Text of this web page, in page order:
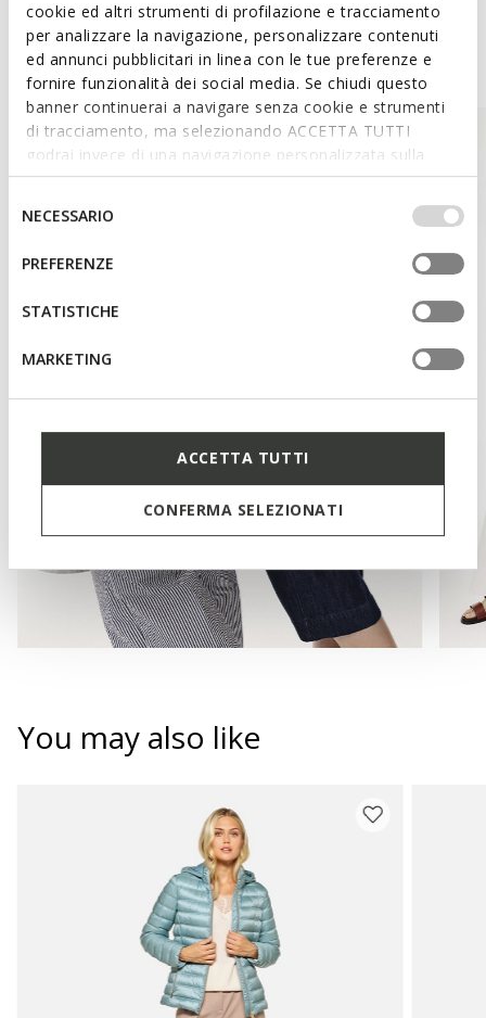
cookie ed altri strumenti di profilazione e tracciamento
per analizzare la navigazione, personalizzare contenuti
ed annunci pubblicitari in linea con le tue preferenze e
fornire funzionalità dei social media. Se chiudi questo
banner continuerai a navigare senza cookie e strumenti
di tracciamento, ma selezionando ACCETTA TUTTI
godrai invece di una navigazione personalizzata sulla
base dei tuoi gusti ed interessi. Selezionando
IMPOSTAZIONI potrai anche scegliere quali cookies ed
altri strumenti di tracciamento autorizzare. Per maggiori
informazioni o per modificare in qualsiasi momento le
tue impostazioni, visita la nostra
consenso
NECESSARIO
PREFERENZE
STATISTICHE
MARKETING
ACCETTA TUTTI
CONFERMA SELEZIONATI
Style Inspiration
You may also like